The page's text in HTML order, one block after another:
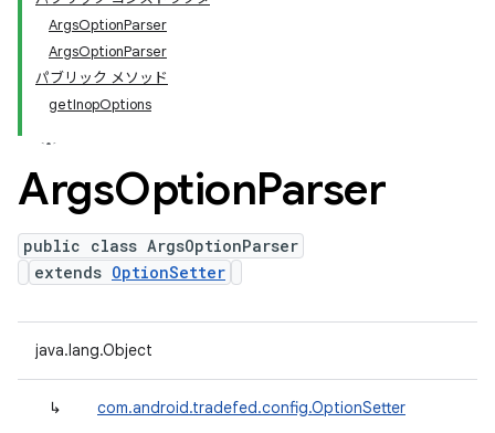
ArgsOptionParser
ArgsOptionParser
パブリック メソッド
getInopOptions
ArgsOptionParser
public class ArgsOptionParser
extends OptionSetter
java.lang.Object
↳ com.android.tradefed.config.OptionSetter